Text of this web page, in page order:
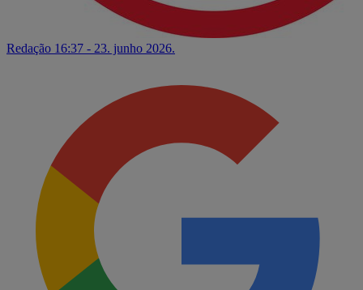
Redação 16:37 - 23. junho 2026.